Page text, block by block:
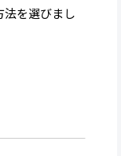
法を選びまし